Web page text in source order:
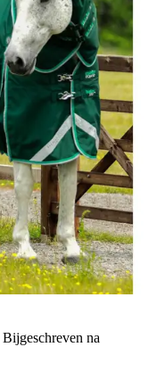
Bijgeschreven na